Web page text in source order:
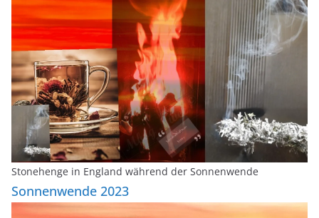
Stonehenge in England während der Sonnenwende
Sonnenwende 2023